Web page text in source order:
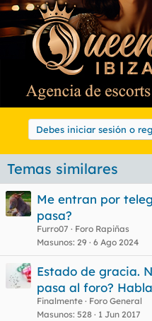
Debes iniciar sesión o
Temas similares
Me entran por
pasa?
Furro07
Foro Rapiñas
Masunos 29 6 Ago 2024
Estado de gracia.
pasa al foro?
Finalmente
Foro General
Masunos 528 1 Jun 2017